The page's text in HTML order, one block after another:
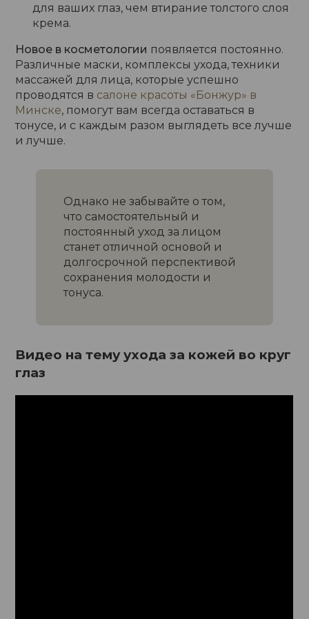
для ваших глаз, чем втирание толстого слоя
крема.
Новое в косметологии появляется постоянно.
Различные маски, комплексы ухода, техники
массажей для лица, которые успешно
проводятся в салоне красоты «Бонжур» в
Минске, помогут вам всегда оставаться в
тонусе, и с каждым разом выглядеть все лучше
и лучше.
Однако не забывайте о том,
что самостоятельный и
постоянный уход за лицом
станет отличной основой и
долгосрочной перспективой
сохранения молодости и
тонуса.
Видео на тему ухода за кожей во круг
глаз